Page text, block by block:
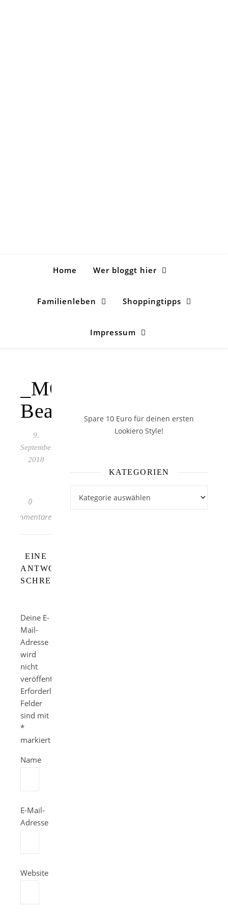
Home Wer bloggt hier
Familienleben Shoppingtipps
Impressum
_MOU7802-
Bearbeitet
9.
September
2018
0
Kommentare
EINE
ANTWORT
SCHREIBEN
Deine E-
Mail-
Adresse
wird
nicht
veröffentlicht.
Erforderliche
Felder
sind mit
*
markiert
Name
E-Mail-
Adresse
Website
Spare 10 Euro für deinen ersten
Lookiero Style!
KATEGORIEN